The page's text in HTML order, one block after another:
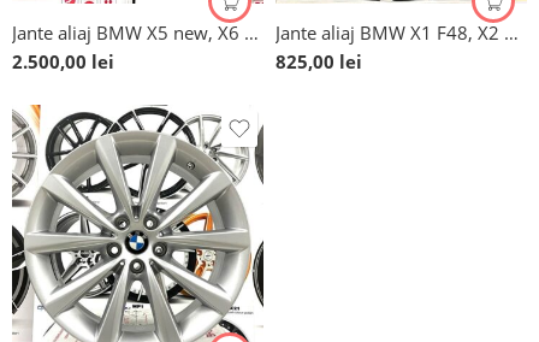
Jante aliaj BMW X5 new, X6 new, 20”, noi, doua lățimi
2.500,00 lei
Jante aliaj BMW X1 F48, X2 F39, Seria 1 F40, Seria 2 F45, 225xe Active Tourer, 17”
825,00 lei